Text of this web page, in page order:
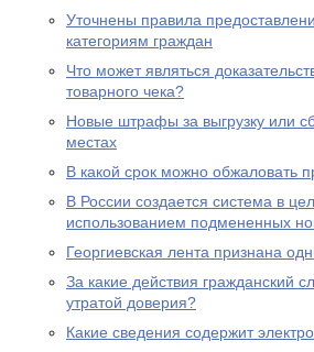
Уточнены правила
категориям граждан
Что может являться
товарного чека?
Новые штрафы за выгрузку или
местах
В какой срок можно обжаловать
В России создается система в
использованием подмененных
Георгиевская лента признана
За какие действия гражданский
утратой доверия?
Какие сведения содержит